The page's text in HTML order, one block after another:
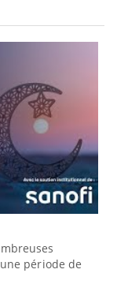
période de